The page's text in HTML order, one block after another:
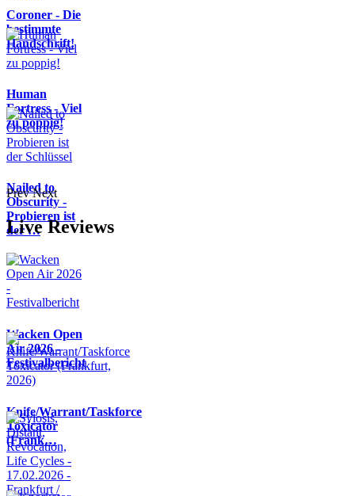
Coroner - Die
bestimmte
Handschrift!
Human
Fortress - Viel
zu poppig!
Nailed to
Obscurity -
Probieren ist
der …
Prev Next
Live Reviews
Wacken Open
Air 2026 -
Festivalbericht
Knife/Warrant/Taskforce
Toxicator
(Frank…